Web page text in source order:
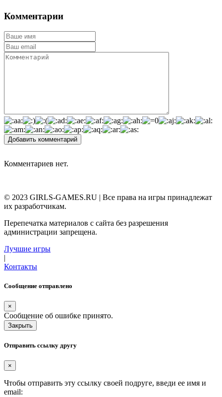
Комментарии
Добавить комментарий
Комментариев нет.
© 2023 GIRLS-GAMES.RU | Все права на игры принадлежат
их разработчикам.
Перепечатка материалов с сайта без разрешения
администрации запрещена.
Лучшие игры
|
Контакты
Сообщение отправлено
×
Сообщение об ошибке принято.
Закрыть
Отправить ссылку другу
×
Чтобы отправить эту ссылку своей подруге, введи ее имя и
email: